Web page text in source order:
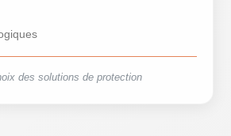
des solutions de protection